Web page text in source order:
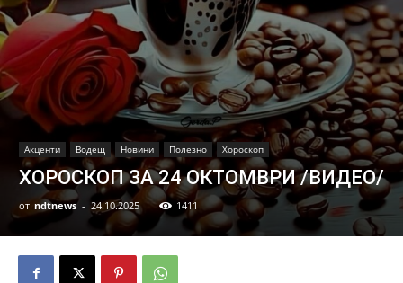
Акценти Водещ Новини Полезно Хороскоп
ХОРОСКОП ЗА 24 ОКТОМВРИ /ВИДЕО/
от ndtnews - 24.10.2025 1411